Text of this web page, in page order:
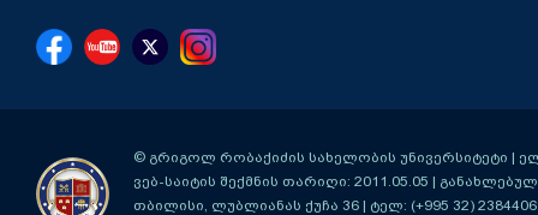
© გრიგოლ რობაქიძის სახელობის უნივერსიტეტი |
ვებ-საიტის შექმნის თარიღი: 2011.05.05 |
თბილისი, ლუბლიანას ქუჩა 36 | ტელ: (+995 32)